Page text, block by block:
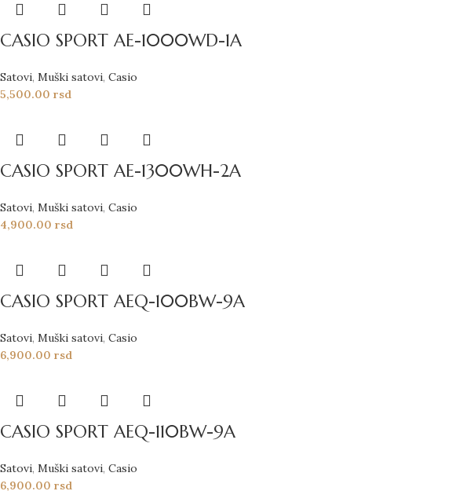
CASIO SPORT AE-1000WD-1A
Satovi, Muški satovi, Casio
5,500.00 rsd
CASIO SPORT AE-1300WH-2A
Satovi, Muški satovi, Casio
4,900.00 rsd
CASIO SPORT AEQ-100BW-9A
Satovi, Muški satovi, Casio
6,900.00 rsd
CASIO SPORT AEQ-110BW-9A
Satovi, Muški satovi, Casio
6,900.00 rsd